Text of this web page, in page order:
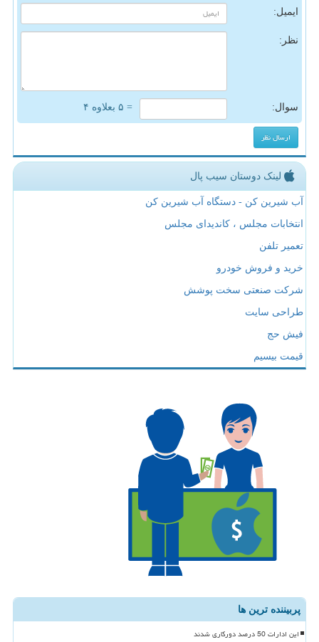
ایمیل:
نظر:
سوال: = ۵ بعلاوه ۴
لینک دوستان سیب پال
آب شیرین کن - دستگاه آب شیرین کن
انتخابات مجلس ، کاندیدای مجلس
تعمیر تلفن
خرید و فروش خودرو
شرکت صنعتی سخت پوشش
طراحی سایت
فیش حج
قیمت بیسیم
پربیننده ترین ها
این ادارات 50 درصد دورکاری شدند